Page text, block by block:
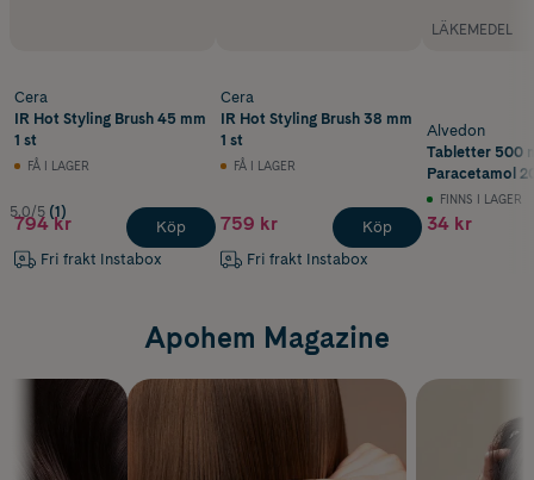
Cera
IR Hot Styling Brush 45 mm
1 st
FÅ I LAGER
5.0/5 (1)
794 kr
Fri frakt Instabox
Köp
Cera
IR Hot Styling Brush 38 mm
1 st
FÅ I LAGER
759 kr
Fri frakt Instabox
Köp
LÄKEMEDEL
Alvedon
Tabletter 500
Paracetamol
FINNS I LAGER
34 kr
Apohem Magazine